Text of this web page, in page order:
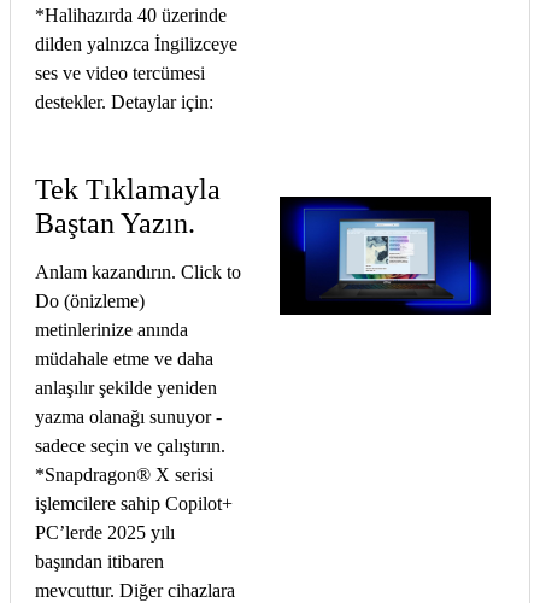
*Halihazırda 40 üzerinde
dilden yalnızca İngilizceye
ses ve video tercümesi
destekler. Detaylar için:
Tek Tıklamayla
Baştan Yazın.
Anlam kazandırın. Click to
Do (önizleme)
metinlerinize anında
müdahale etme ve daha
anlaşılır şekilde yeniden
yazma olanağı sunuyor -
sadece seçin ve çalıştırın.
*Snapdragon® X serisi
işlemcilere sahip Copilot+
PC’lerde 2025 yılı
başından itibaren
mevcuttur. Diğer cihazlara